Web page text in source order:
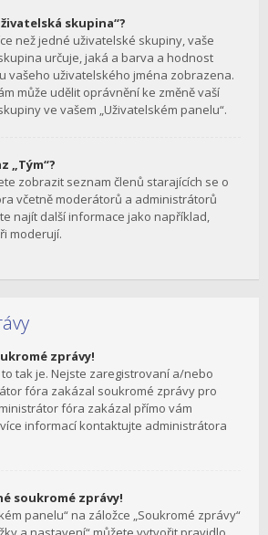
skupina“?
než jedné uživatelské skupiny, vaše
určuje, jaká a barva a hodnost
vašeho uživatelského jména zobrazena.
může udělit oprávnění ke změně vaší
ve vašem „Uživatelském panelu“.
„Tým“?
zobrazit seznam členů starajících se o
včetně moderátorů a administrátorů
najít další informace jako například,
moderují.
zprávy!
to tak je. Nejste zaregistrovaní a/nebo
fóra zakázal soukromé zprávy pro
fóra zakázal přímo vám
informací kontaktujte administrátora
soukromé zprávy!
panelu“ na záložce „Soukromé zprávy“